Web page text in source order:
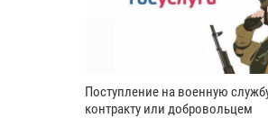
Поступление на военную
контракту или добровольцем